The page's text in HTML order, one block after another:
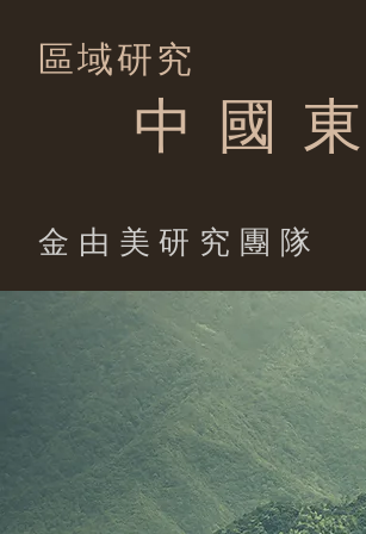
區域研究
中 國
​金由美研究團隊